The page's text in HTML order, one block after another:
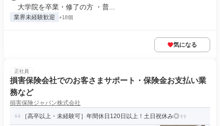
大学院を卒業・修了の方 ・普...
業界未経験歓迎 +18個
気になる
正社員
損害保険会社でのお客さまサポート・保険金お支払い業
務など
損害保険ジャパン株式会社
［高卒以上・未経験可］年間休日120日以上！土日祝休み◎